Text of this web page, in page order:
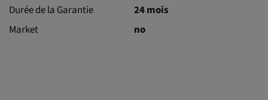
Durée de la Garantie
24 mois
Market
no